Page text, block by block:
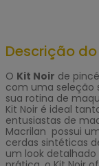
Descrição
O Kit Noir de
com uma seleção
sua rotina de
Kit Noir é ideal
entusiastas de
Macrilan possui
cerdas sintéticas
um look